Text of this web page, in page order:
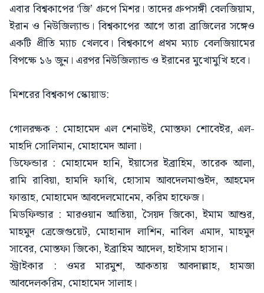
এবার বিশ্বকাপের ‘জি’ গ্রুপে মিশর। তাদের গ্রুপসঙ্গী বেলজিয়াম,
ইরান ও নিউজিল্যান্ড। বিশ্বকাপের আগে তারা ব্রাজিলের সঙ্গেও
একটি প্রীতি ম্যাচ খেলবে। বিশ্বকাপে প্রথম ম্যাচ বেলজিয়ামের
বিপক্ষে ১৬ জুন। এরপর নিউজিল্যান্ড ও ইরানের মুখোমুখি হবে।
মিশরের বিশ্বকাপ স্কোয়াড:
গোলরক্ষক : মোহামেদ এল শেনাউই, মোস্তফা শোবেইর, এল-
মাহদি সোলিমান, মোহামেদ আলা।
ডিফেন্ডার : মোহামেদ হানি, ইয়াসের ইব্রাহিম, তারেক আলা,
রামি রাবিয়া, হামদি ফাথি, হোসাম আবদেলমাগুইদ, আহমেদ
ফাত্তাহ, মোহামেদ আবদেলমোনেম, করিম হাফেজ।
মিডফিল্ডার : মারওয়ান আতিয়া, সৈয়দ জিকো, ইমাম আশুর,
মাহমুদ ত্রেজেগুয়েট, মোহানাদ লাশিন, নাবিল এমাদ, মাহমুদ
সাবের, মোস্তফা জিকো, ইব্রাহিম আদেল, হাইসাম হাসান।
স্ট্রাইকার : ওমর মারমুশ, আকতায় আবদাল্লাহ, হামজা
আবদেলকরিম, মোহামেদ সালাহ।